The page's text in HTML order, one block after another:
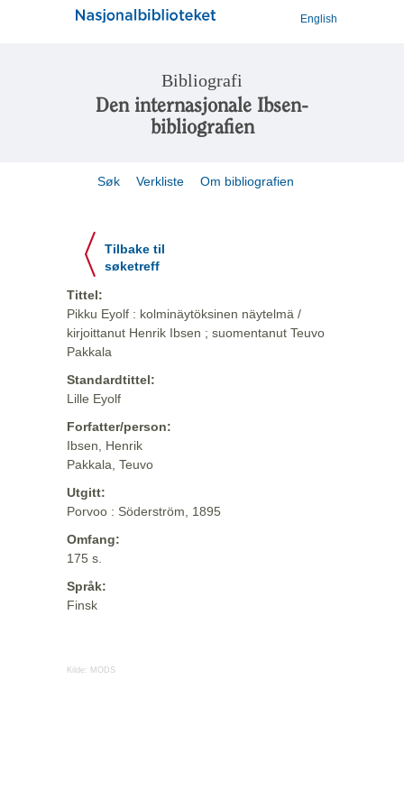
English
Bibliografi
Den internasjonale Ibsen-
bibliografien
Søk Verkliste Om bibliografien
Tilbake til
søketreff
Tittel:
Pikku Eyolf : kolminäytöksinen näytelmä /
kirjoittanut Henrik Ibsen ; suomentanut Teuvo
Pakkala
Standardtittel:
Lille Eyolf
Forfatter/person:
Ibsen, Henrik
Pakkala, Teuvo
Utgitt:
Porvoo : Söderström, 1895
Omfang:
175 s.
Språk:
Finsk
Kilde: MODS